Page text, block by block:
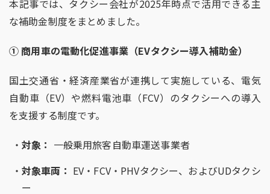
本記事では、タクシー会社が2025年時点で活用できる主
な補助金制度をまとめました。
① 商用車の電動化促進事業（EVタクシー導入補助金）
国土交通省・経済産業省が連携して実施している、電気
自動車（EV）や燃料電池車（FCV）のタクシーへの導入
を支援する制度です。
対象： 一般乗用旅客自動車運送事業者
対象車両： EV ・ FCV・ PHVタクシー、およびUDタクシ
ー